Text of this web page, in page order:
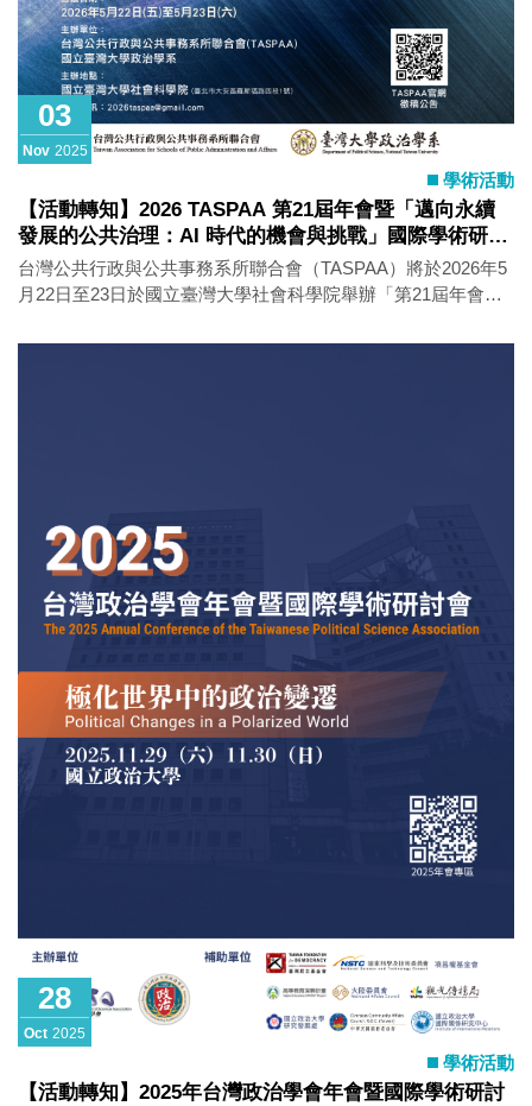
03
Nov 2025
學術活動
【活動轉知】2026 TASPAA 第21屆年會暨「邁向永續
發展的公共治理：AI 時代的機會與挑戰」國際學術研討
會徵稿公告
台灣公共行政與公共事務系所聯合會（TASPAA）將於2026年5
月22日至23日於國立臺灣大學社會科學院舉辦「第21屆年會暨
研討會」。 本次會議由國立臺灣大學政治學系、 TASPAA主
公民參與 C2. 協同創新與共同生產 C3. 資料治理與循證政策
C4. 公共組織的永續發展 C5. 文官改革與人力資本 C6. 社會治
理與公平正義 C7. 其他與公共治理相關研究 新興議題 E1. 數位
治理與人工智慧 E2. 環境永續與能源轉型 E3. 智慧防災與韌性
治理 E4. 智慧城市與永續發展 E5. 東亞局勢與兩岸關係 E6. 跨
域協力與地方創生 E7. 其他具前瞻性或跨領域的新興研究 投稿
方式 本次年會設有兩類投稿形式：一般論文投稿（個人／團
體）與自組場次申請。 投稿者請依研究主題選擇相應領域，並
於線上表單填寫投稿資料。 投稿表單：
https://forms.gle/ynwVDyM8khUvUagi8 重要時程 摘要／自組場
次申請截止：2025年12月1日（週一） 錄取通知公布：2026年2
月2日（週一） 論文全文／簡報繳交截止：2026年4月20日（週
地址：國立臺灣大學政治學系（10617 臺北市大安區羅斯福路
28
Oct 2025
學術活動
【活動轉知】2025年台灣政治學會年會暨國際學術研討